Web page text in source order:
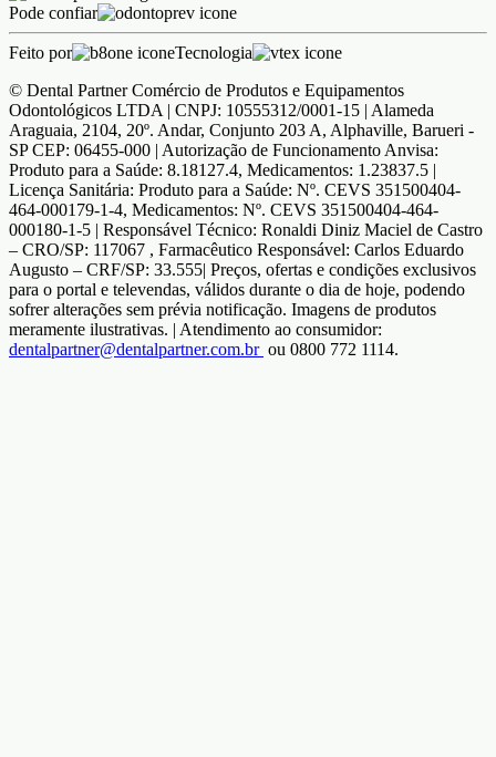
Pode confiar
Feito por
Tecnologia
© Dental Partner Comércio de Produtos e Equipamentos
Odontológicos LTDA | CNPJ: 10555312/0001-15 | Alameda
Araguaia, 2104, 20º. Andar, Conjunto 203 A, Alphaville, Barueri -
SP CEP: 06455-000 | Autorização de Funcionamento Anvisa:
Produto para a Saúde: 8.18127.4, Medicamentos: 1.23837.5 |
Licença Sanitária: Produto para a Saúde: Nº. CEVS 351500404-
464-000179-1-4, Medicamentos: Nº. CEVS 351500404-464-
000180-1-5 | Responsável Técnico: Ronaldi Diniz Maciel de Castro
– CRO/SP: 117067 , Farmacêutico Responsável: Carlos Eduardo
Augusto – CRF/SP: 33.555| Preços, ofertas e condições exclusivos
para o portal e televendas, válidos durante o dia de hoje, podendo
sofrer alterações sem prévia notificação. Imagens de produtos
meramente ilustrativas. | Atendimento ao consumidor:
dentalpartner@dentalpartner.com.br ou 0800 772 1114.